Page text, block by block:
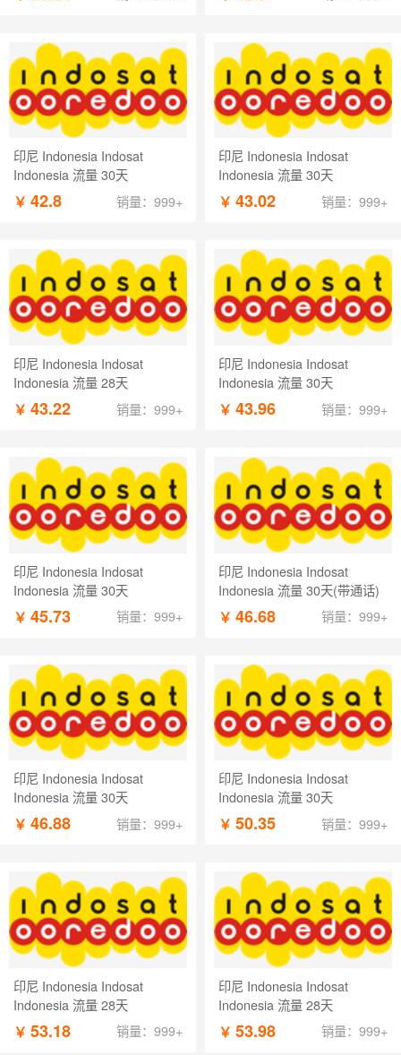
印尼 Indonesia Indosat
Indonesia 流量 30天
￥ 42.8 销量：999+
印尼 Indonesia Indosat
Indonesia 流量 30天
￥ 43.02 销量：999+
印尼 Indonesia Indosat
Indonesia 流量 28天
￥ 43.22 销量：999+
印尼 Indonesia Indosat
Indonesia 流量 30天
￥ 43.96 销量：999+
印尼 Indonesia Indosat
Indonesia 流量 30天
￥ 45.73 销量：999+
印尼 Indonesia Indosat
Indonesia 流量 30天(带通话)
￥ 46.68 销量：999+
印尼 Indonesia Indosat
Indonesia 流量 30天
￥ 46.88 销量：999+
印尼 Indonesia Indosat
Indonesia 流量 30天
￥ 50.35 销量：999+
印尼 Indonesia Indosat
Indonesia 流量 28天
￥ 53.18 销量：999+
印尼 Indonesia Indosat
Indonesia 流量 28天
￥ 53.98 销量：999+